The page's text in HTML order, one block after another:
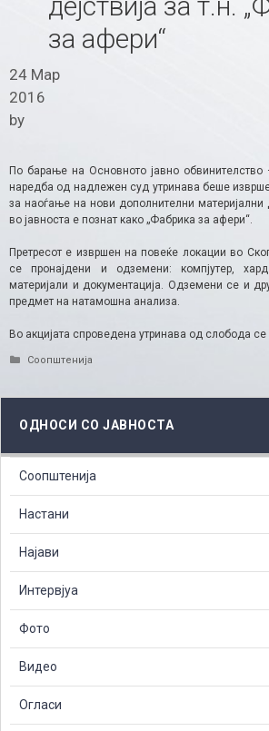
за афери“
24 Мар
2016
by
По барање на Основното јавно
наредба од надлежен суд утринава беше
за наоѓање на нови дополнителни материјални
во јавноста е познат како „Фабрика за афери“.
Претресот е извршен на повеќе локации во
се пронајдени и одземени: компјутер,
материјали и документација. Одземени се и
предмет на натамошна анализа.
Во акцијата спроведена утринава од слобода
Categories
Соопштенија
ОДНОСИ СО ЈАВНОСТА
Соопштенија
Настани
Најави
Интервјуа
Фото
Видео
Огласи